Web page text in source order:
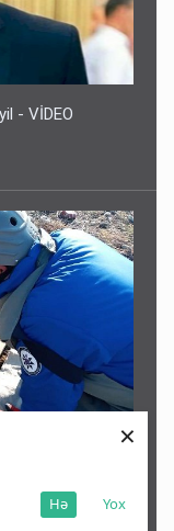
Yox
Hə
×
- VİDEO
əsas səbəb